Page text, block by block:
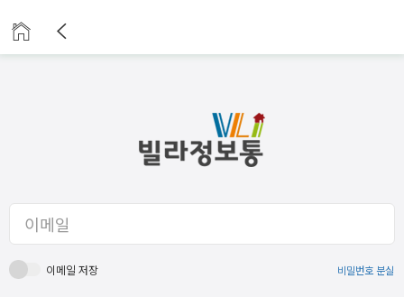
이메일 저장 비밀번호 분실